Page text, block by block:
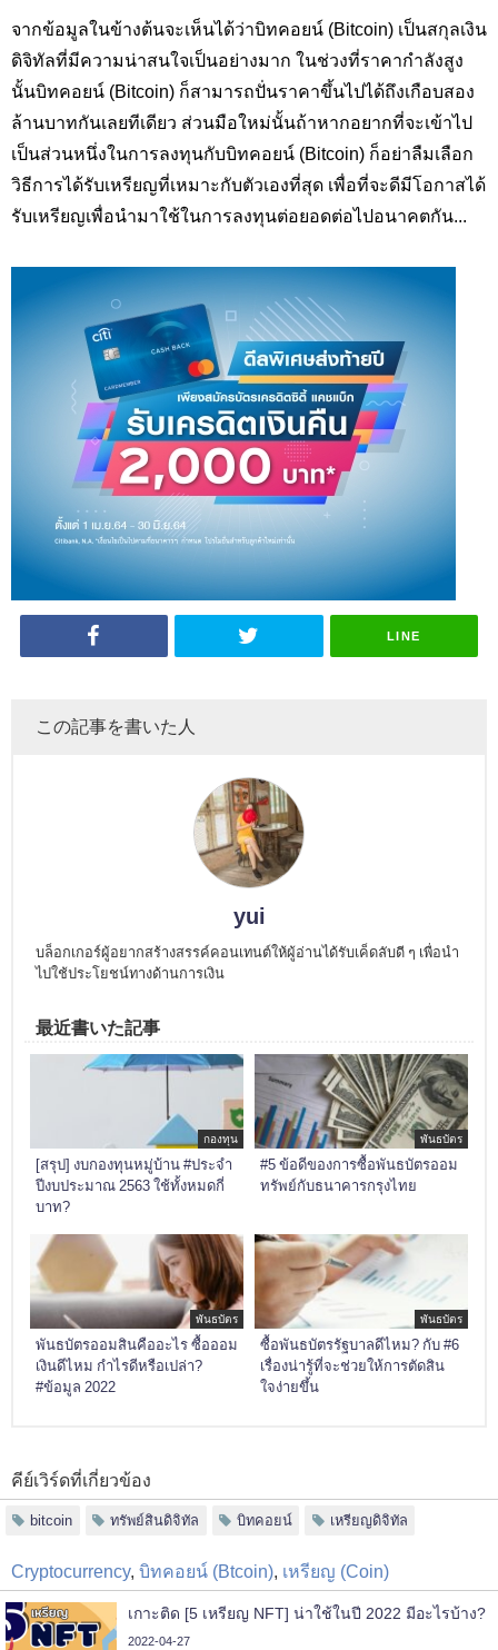
จากข้อมูลในข้างต้นจะเห็นได้ว่าบิทคอยน์ (Bitcoin) เป็นสกุลเงิน
ดิจิทัลที่มีความน่าสนใจเป็นอย่างมาก ในช่วงที่ราคากำลังสูง
นั้นบิทคอยน์ (Bitcoin) ก็สามารถปั่นราคาขึ้นไปได้ถึงเกือบสอง
ล้านบาทกันเลยทีเดียว ส่วนมือใหม่นั้นถ้าหากอยากที่จะเข้าไป
เป็นส่วนหนึ่งในการลงทุนกับบิทคอยน์ (Bitcoin) ก็อย่าลืมเลือก
วิธีการได้รับเหรียญที่เหมาะกับตัวเองที่สุด เพื่อที่จะดีมีโอกาสได้
รับเหรียญเพื่อนำมาใช้ในการลงทุนต่อยอดต่อไปอนาคตกัน...
LINE
この記事を書いた人
yui
บล็อกเกอร์ผู้อยากสร้างสรรค์คอนเทนต์ให้ผู้อ่านได้รับเค็ดลับดี ๆ เพื่อนำ
ไปใช้ประโยชน์ทางด้านการเงิน
最近書いた記事
กองทุน
[สรุป] งบกองทุนหมู่บ้าน #ประจำ
ปีงบประมาณ 2563 ใช้ทั้งหมดกี่
บาท?
พันธบัตร
#5 ข้อดีของการซื้อพันธบัตรออม
ทรัพย์กับธนาคารกรุงไทย
พันธบัตร
พันธบัตรออมสินคืออะไร ซื้อออม
เงินดีไหม กำไรดีหรือเปล่า?
#ข้อมูล 2022
พันธบัตร
ซื้อพันธบัตรรัฐบาลดีไหม? กับ #6
เรื่องน่ารู้ที่จะช่วยให้การตัดสิน
ใจง่ายขึ้น
คีย์เวิร์ดที่เกี่ยวข้อง
bitcoin ทรัพย์สินดิจิทัล บิทคอยน์ เหรียญดิจิทัล
Cryptocurrency, บิทคอยน์ (Btcoin) เหรียญ (Coin)
เกาะติด [5 เหรียญ NFT] น่าใช้ในปี 2022 มีอะไรบ้าง?
2022-04-27